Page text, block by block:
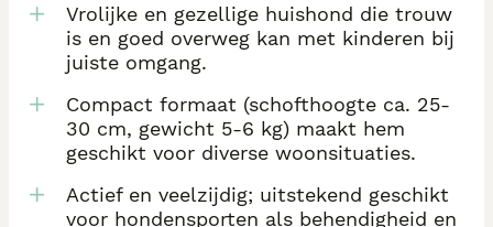
Vrolijke en gezellige huishond die trouw
is en goed overweg kan met kinderen bij
juiste omgang.
Compact formaat (schofthoogte ca. 25-
30 cm, gewicht 5-6 kg) maakt hem
geschikt voor diverse woonsituaties.
Actief en veelzijdig; uitstekend geschikt
voor hondensporten als behendigheid en